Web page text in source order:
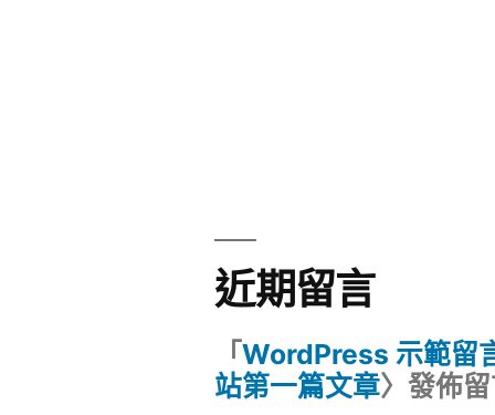
近期留言
「WordPress 示範留
站第一篇文章〉發佈